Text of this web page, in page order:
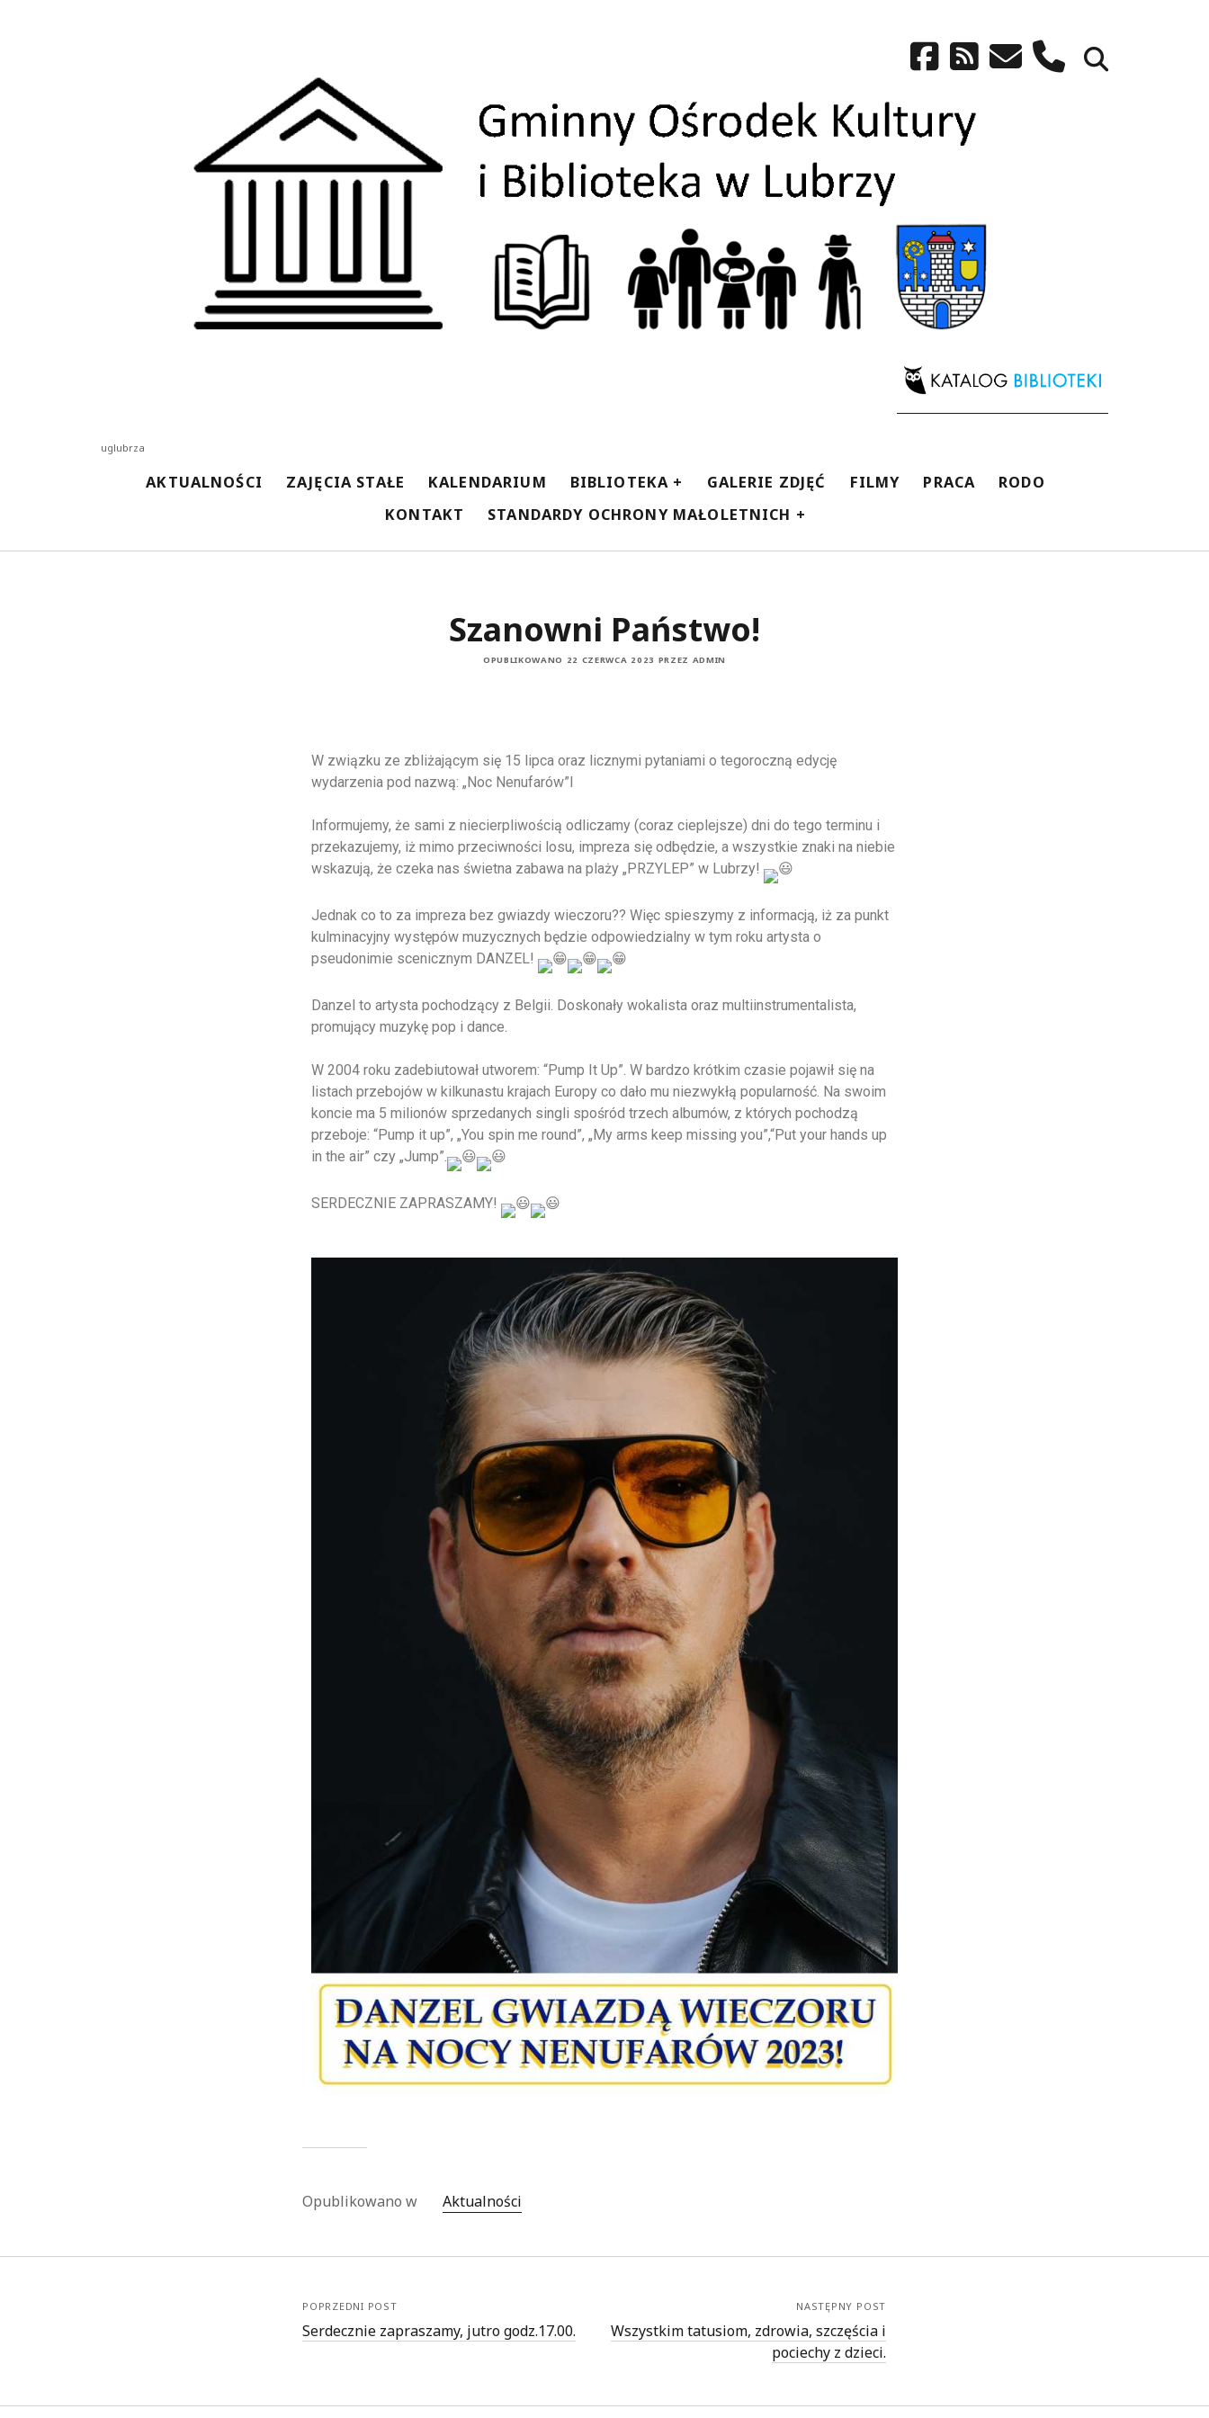
uglubrza
AKTUALNOŚCI ZAJĘCIA STAŁE KALENDARIUM BIBLIOTEKA GALERIE ZDJĘĆ FILMY PRACA
RODO
KONTAKT
STANDARDY OCHRONY MAŁOLETNICH
Szanowni Państwo!
OPUBLIKOWANO 22 CZERWCA 2023 PRZEZ ADMIN
W związku ze zbliżającym się 15 lipca oraz licznymi pytaniami o tegoroczną edycję
wydarzenia pod nazwą: „Noc Nenufarów”I
Informujemy, że sami z niecierpliwością odliczamy (coraz cieplejsze) dni do tego terminu i
przekazujemy, iż mimo przeciwności losu, impreza się odbędzie, a wszystkie znaki na niebie
wskazują, że czeka nas świetna zabawa na plaży „PRZYLEP” w Lubrzy!
Jednak co to za impreza bez gwiazdy wieczoru?? Więc spieszymy z informacją, iż za punkt
kulminacyjny występów muzycznych będzie odpowiedzialny w tym roku artysta o
pseudonimie scenicznym DANZEL!
Danzel to artysta pochodzący z Belgii. Doskonały wokalista oraz multiinstrumentalista,
promujący muzykę pop i dance.
W 2004 roku zadebiutował utworem: “Pump It Up”. W bardzo krótkim czasie pojawił się na
listach przebojów w kilkunastu krajach Europy co dało mu niezwykłą popularność. Na swoim
koncie ma 5 milionów sprzedanych singli spośród trzech albumów, z których pochodzą
przeboje: “Pump it up”, „You spin me round”, „My arms keep missing you”,“Put your hands up
in the air” czy „Jump”.
SERDECZNIE ZAPRASZAMY!
Opublikowano w Aktualności
POPRZEDNI POST
Serdecznie zapraszamy, jutro godz.17.00.
NASTĘPNY POST
Wszystkim tatusiom, zdrowia, szczęścia i
pociechy z dzieci.